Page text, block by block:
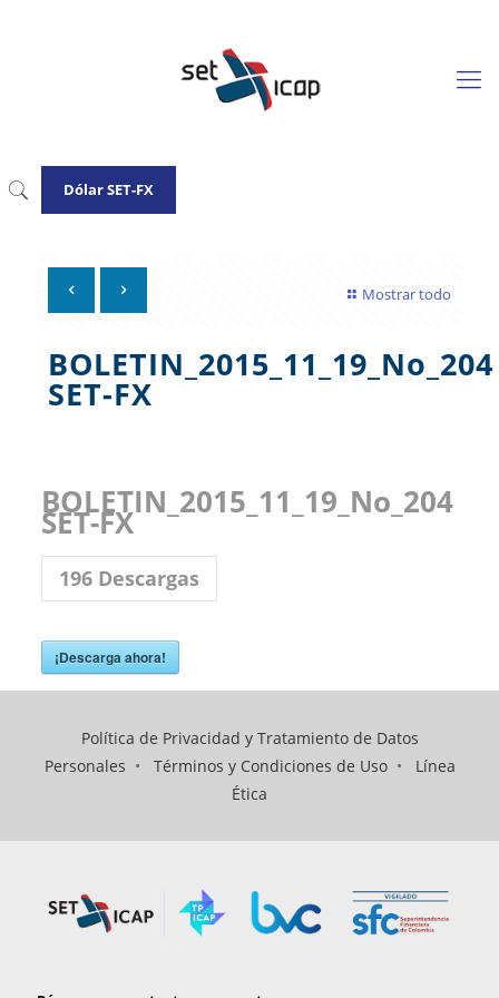
Dólar SET-FX
Mostrar todo
BOLETIN_2015_11_19_No_204
SET-FX
BOLETIN_2015_11_19_No_204
SET-FX
196Descargas
¡Descarga ahora!
Política de Privacidad y Tratamiento de Datos
Personales • Términos y Condiciones de Uso• Línea
Ética